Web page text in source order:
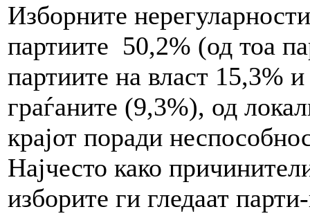
Изборните
партиите 50,2% (од тоа
партиите на власт 15,3%
граѓаните (9,3%), од
крајот поради
Најчесто како
изборите ги гледаат